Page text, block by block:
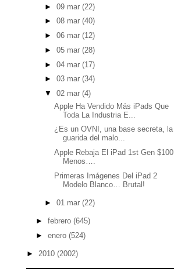
►09 mar(22)
►08 mar(40)
►06 mar(12)
►05 mar(28)
►04 mar(17)
►03 mar(34)
▼02 mar(4)
Apple Ha Vendido Más iPads Que
Toda La Industria E...
¿Es un OVNI, una base secreta, la
guarida del malo...
Apple Rebaja El iPad 1st Gen $100
Menos….
Primeras Imágenes Del iPad 2
Modelo Blanco… Brutal!
►01 mar(22)
► febrero (645)
► enero (524)
► 2010 (2002)